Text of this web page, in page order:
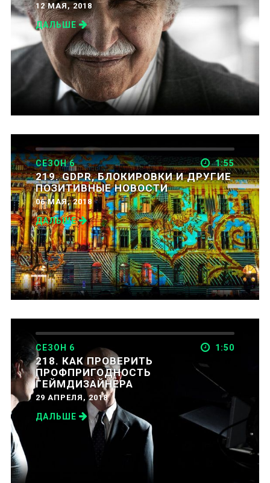
12 МАЯ, 2018
ДАЛЬШЕ
СЕЗОН 6 1:55
219. GDPR, БЛОКИРОВКИ И ДРУГИЕ
ПОЗИТИВНЫЕ НОВОСТИ
06 МАЯ, 2018
ДАЛЬШЕ
СЕЗОН 6 1:50
218. КАК ПРОВЕРИТЬ
ПРОФПРИГОДНОСТЬ
ГЕЙМДИЗАЙНЕРА
29 АПРЕЛЯ, 2018
ДАЛЬШЕ